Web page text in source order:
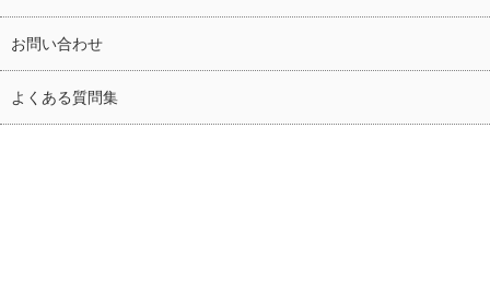
お問い合わせ
よくある質問集